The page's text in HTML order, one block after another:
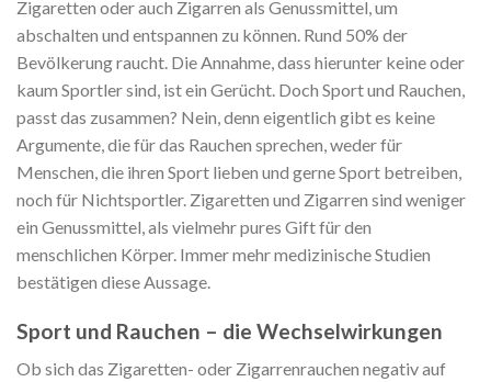
Zigaretten oder auch Zigarren als Genussmittel, um
abschalten und entspannen zu können. Rund 50% der
Bevölkerung raucht. Die Annahme, dass hierunter keine oder
kaum Sportler sind, ist ein Gerücht. Doch Sport und Rauchen,
passt das zusammen? Nein, denn eigentlich gibt es keine
Argumente, die für das Rauchen sprechen, weder für
Menschen, die ihren Sport lieben und gerne Sport betreiben,
noch für Nichtsportler. Zigaretten und Zigarren sind weniger
ein Genussmittel, als vielmehr pures Gift für den
menschlichen Körper. Immer mehr medizinische Studien
bestätigen diese Aussage.
Sport und Rauchen – die Wechselwirkungen
Ob sich das Zigaretten- oder Zigarrenrauchen negativ auf